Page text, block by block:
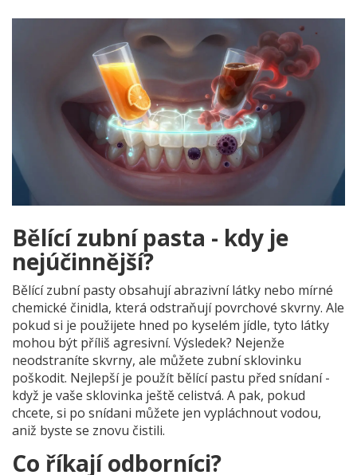
Bělící zubní pasta - kdy je
nejúčinnější?
Bělící zubní pasty obsahují abrazivní látky nebo mírné
chemické činidla, která odstraňují povrchové skvrny. Ale
pokud si je použijete hned po kyselém jídle, tyto látky
mohou být příliš agresivní. Výsledek? Nejenže
neodstraníte skvrny, ale můžete zubní sklovinku
poškodit. Nejlepší je použít bělící pastu před snídaní -
když je vaše sklovinka ještě celistvá. A pak, pokud
chcete, si po snídani můžete jen vypláchnout vodou,
aniž byste se znovu čistili.
Co říkají odborníci?